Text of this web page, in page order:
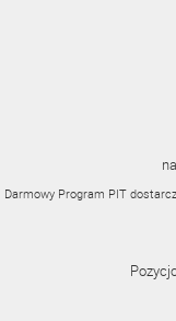
Darmowy Program PIT